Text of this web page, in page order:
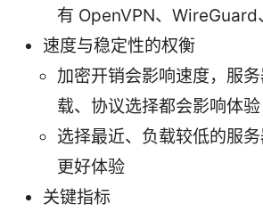
有 OpenVPN、WireGuard
速度与稳定性的权衡
加密开销会影响速度，服
载、协议选择都会影响体验
选择最近、负载较低的服
更好体验
关键指标